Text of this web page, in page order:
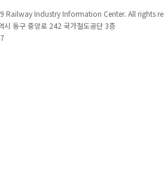
Industry Information Center. All rights
시 동구 중앙로 242 국가철도공단 3층